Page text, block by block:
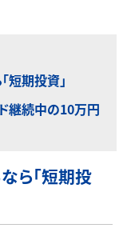
短期投資」
継続中の10万円
ら「短期投